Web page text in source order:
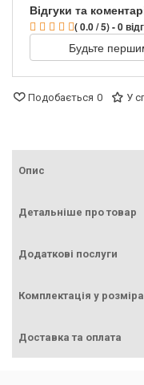
Відгуки та
( 0.0 / 5) - 0
Будьте
Подобається 0 У
Опис
Детальніше про товар
Додаткові послуги
Комплектація у
Доставка та оплата